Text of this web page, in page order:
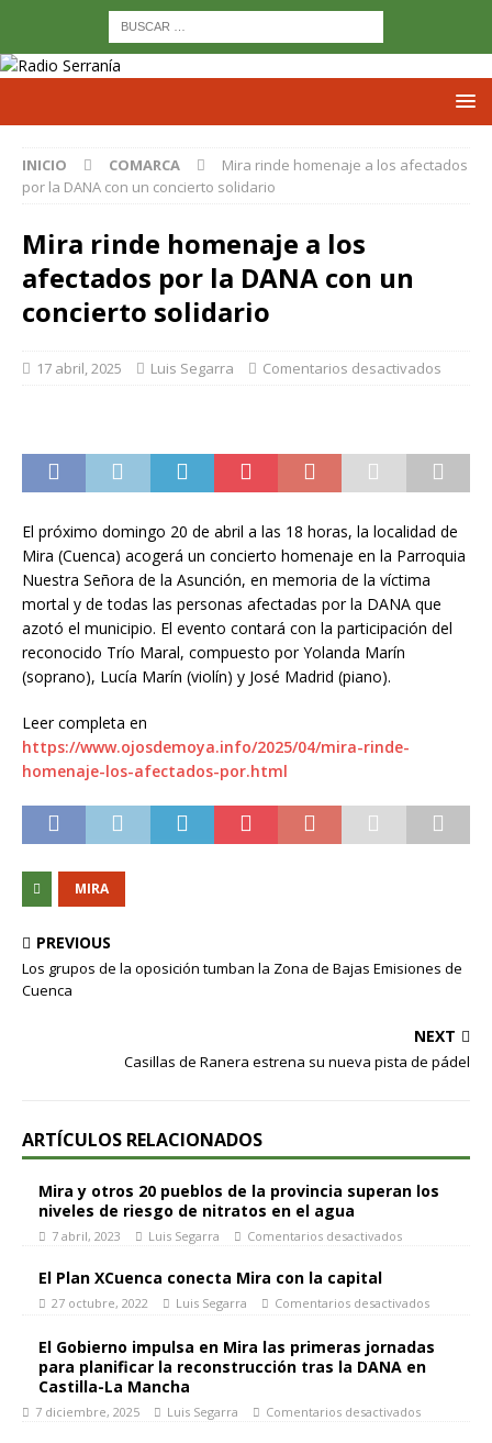
INICIO COMARCA
Mira rinde homenaje a los afectados
por la DANA con un concierto solidario
Mira rinde homenaje a los
afectados por la DANA con un
concierto solidario
17 abril, 2025 Luis Segarra Comentarios desactivados
El próximo domingo 20 de abril a las 18 horas, la localidad de
Mira (Cuenca) acogerá un concierto homenaje en la Parroquia
Nuestra Señora de la Asunción, en memoria de la víctima
mortal y de todas las personas afectadas por la DANA que
azotó el municipio. El evento contará con la participación del
reconocido Trío Maral, compuesto por Yolanda Marín
(soprano), Lucía Marín (violín) y José Madrid (piano).
Leer completa en
https://www.ojosdemoya.info/2025/04/mira-rinde-
homenaje-los-afectados-por.html
MIRA
PREVIOUS
Los grupos de la oposición tumban la Zona de Bajas Emisiones de
Cuenca
NEXT
Casillas de Ranera estrena su nueva pista de pádel
ARTÍCULOS RELACIONADOS
Mira y otros 20 pueblos de la provincia superan los
niveles de riesgo de nitratos en el agua
7 abril, 2023 Luis Segarra Comentarios desactivados
El Plan XCuenca conecta Mira con la capital
27 octubre, 2022 Luis Segarra Comentarios desactivados
El Gobierno impulsa en Mira las primeras jornadas
para planificar la reconstrucción tras la DANA en
Castilla-La Mancha
7 diciembre, 2025 Luis Segarra Comentarios desactivados